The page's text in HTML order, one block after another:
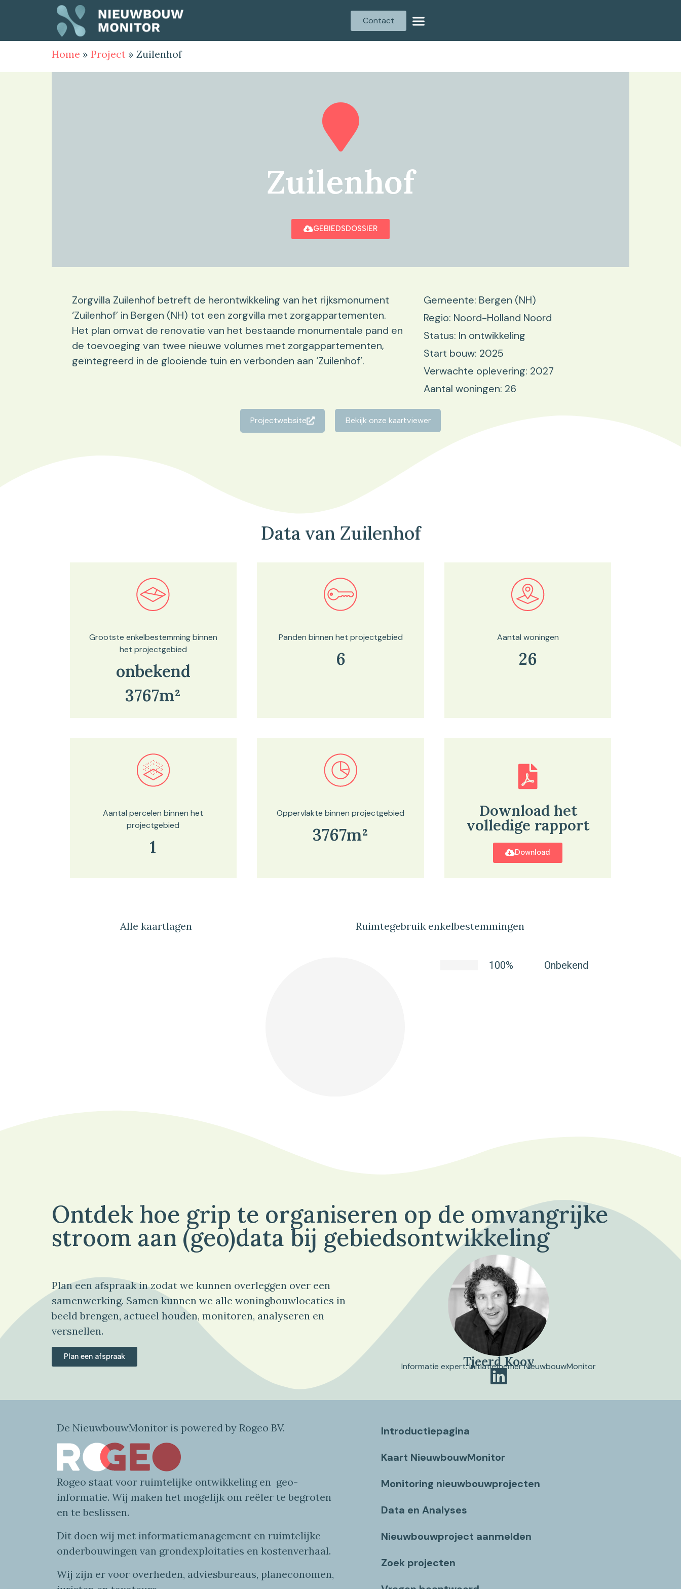
Contact
Home » Project » Zuilenhof
Zuilenhof
GEBIEDSDOSSIER
Zorgvilla Zuilenhof betreft de herontwikkeling van het rijksmonument
‘Zuilenhof’ in Bergen (NH) tot een zorgvilla met zorgappartementen.
Het plan omvat de renovatie van het bestaande monumentale pand en
de toevoeging van twee nieuwe volumes met zorgappartementen,
geïntegreerd in de glooiende tuin en verbonden aan ‘Zuilenhof’.
Gemeente: Bergen (NH)
Regio: Noord-Holland Noord
Status: In ontwikkeling
Start bouw: 2025
Verwachte oplevering: 2027
Aantal woningen: 26
Projectwebsite Bekijk onze kaartviewer
Data van Zuilenhof
Bekijk in onze kaartviewer
Grootste enkelbestemming binnen
het projectgebied
onbekend
3767m²
Bekijk in onze kaartviewer
Panden binnen het projectgebied
6
Bekijk in onze kaartviewer
Aantal woningen
26
Bekijk in onze kaartviewer
Aantal percelen binnen het
projectgebied
1
Bekijk in onze kaartviewer
Oppervlakte binnen projectgebied
3767m²
Download het
volledige rapport
Download
Alle kaartlagen Ruimtegebruik enkelbestemmingen
100% Onbekend
Ontdek hoe grip te organiseren op de omvangrijke
stroom aan (geo)data bij gebiedsontwikkeling
Plan een afspraak in zodat we kunnen overleggen over een
samenwerking. Samen kunnen we alle woningbouwlocaties in
beeld brengen, actueel houden, monitoren, analyseren en
versnellen.
Plan een afspraak Tjeerd Kooy
Informatie expert. Initiatiefnemer NieuwbouwMonitor
De NieuwbouwMonitor is powered by Rogeo BV.
Rogeo staat voor ruimtelijke ontwikkeling en geo-
informatie. Wij maken het mogelijk om reëler te begroten
en te beslissen.
Dit doen wij met informatiemanagement en ruimtelijke
onderbouwingen van grondexploitaties en kostenverhaal.
Wij zijn er voor overheden, adviesbureaus, planeconomen,
Introductiepagina
Kaart NieuwbouwMonitor
Monitoring nieuwbouwprojecten
Data en Analyses
Nieuwbouwproject aanmelden
Zoek projecten